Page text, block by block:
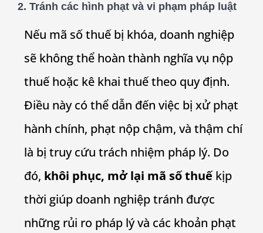
2. Tránh các hình phạt và vi phạm pháp luật
Nếu mã số thuế bị khóa, doanh nghiệp
sẽ không thể hoàn thành nghĩa vụ nộp
thuế hoặc kê khai thuế theo quy định.
Điều này có thể dẫn đến việc bị xử phạt
hành chính, phạt nộp chậm, và thậm chí
là bị truy cứu trách nhiệm pháp lý. Do
đó, khôi phục, mở lại mã số thuếkịp
thời giúp doanh nghiệp tránh được
những rủi ro pháp lý và các khoản phạt